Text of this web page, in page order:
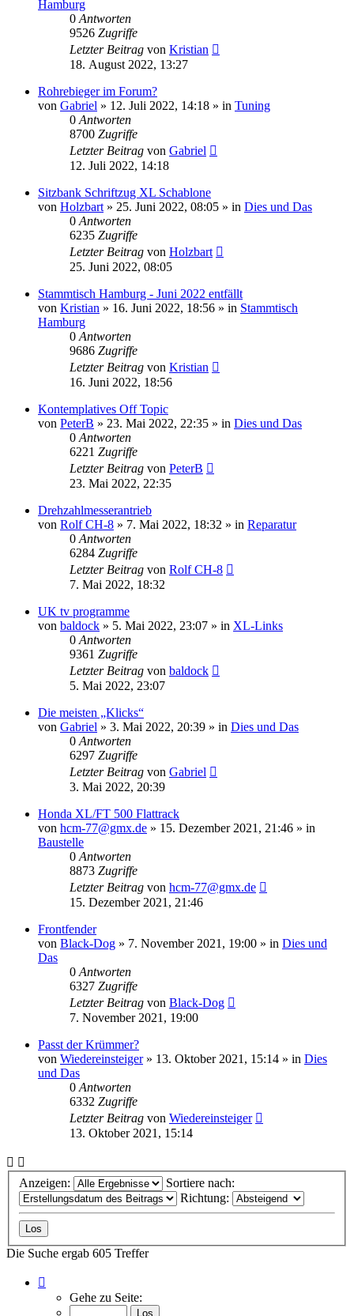
Hamburg
0 Antworten
9526 Zugriffe
Letzter Beitrag von Kristian
18. August 2022, 13:27
Rohrebieger im Forum?
von Gabriel » 12. Juli 2022, 14:18 » in Tuning
0 Antworten
8700 Zugriffe
Letzter Beitrag von Gabriel
12. Juli 2022, 14:18
Sitzbank Schriftzug XL Schablone
von Holzbart » 25. Juni 2022, 08:05 » in Dies und Das
0 Antworten
6235 Zugriffe
Letzter Beitrag von Holzbart
25. Juni 2022, 08:05
Stammtisch Hamburg - Juni 2022 entfällt
von Kristian » 16. Juni 2022, 18:56 » in Stammtisch
Hamburg
0 Antworten
9686 Zugriffe
Letzter Beitrag von Kristian
16. Juni 2022, 18:56
Kontemplatives Off Topic
von PeterB » 23. Mai 2022, 22:35 » in Dies und Das
0 Antworten
6221 Zugriffe
Letzter Beitrag von PeterB
23. Mai 2022, 22:35
Drehzahlmesserantrieb
von Rolf CH-8 » 7. Mai 2022, 18:32 » in Reparatur
0 Antworten
6284 Zugriffe
Letzter Beitrag von Rolf CH-8
7. Mai 2022, 18:32
UK tv programme
von baldock » 5. Mai 2022, 23:07 » in XL-Links
0 Antworten
9361 Zugriffe
Letzter Beitrag von baldock
5. Mai 2022, 23:07
Die meisten „Klicks“
von Gabriel » 3. Mai 2022, 20:39 » in Dies und Das
0 Antworten
6297 Zugriffe
Letzter Beitrag von Gabriel
3. Mai 2022, 20:39
Honda XL/FT 500 Flattrack
von hcm-77@gmx.de » 15. Dezember 2021, 21:46 » in
Baustelle
0 Antworten
8873 Zugriffe
Letzter Beitrag von hcm-77@gmx.de
15. Dezember 2021, 21:46
Frontfender
von Black-Dog » 7. November 2021, 19:00 » in Dies und
Das
0 Antworten
6327 Zugriffe
Letzter Beitrag von Black-Dog
7. November 2021, 19:00
Passt der Krümmer?
von Wiedereinsteiger» 13. Oktober 2021, 15:14 » in Dies
und Das
0 Antworten
6332 Zugriffe
Letzter Beitrag von Wiedereinsteiger
13. Oktober 2021, 15:14
Anzeigen:
Sortiere nach:
Richtung:
Die Suche ergab 605 Treffer
von
Gehe zu Seite: